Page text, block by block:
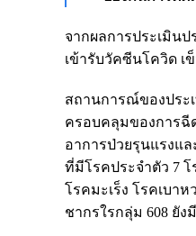
จากผลการประเมิน
เข้ารับวัคซีนโควิด เ
สถานการณ์ของประ
ครอบคลุมของการฉี
อาการป่วยรุนแรงแ
ที่มีโรคประจำตัว 7 โ
โรคมะเร็ง โรคเบา
ชากรใรกลุ่ม 608 ยั